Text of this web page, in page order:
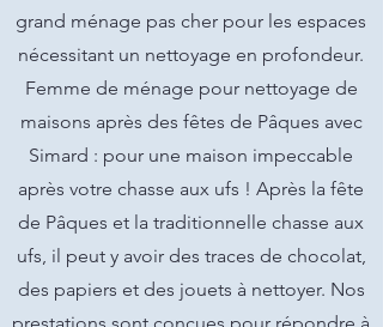
grand ménage pas cher pour les espaces
nécessitant un nettoyage en profondeur.
Femme de ménage pour nettoyage de
maisons après des fêtes de Pâques avec
Simard : pour une maison impeccable
après votre chasse aux ufs ! Après la fête
de Pâques et la traditionnelle chasse aux
ufs, il peut y avoir des traces de chocolat,
des papiers et des jouets à nettoyer. Nos